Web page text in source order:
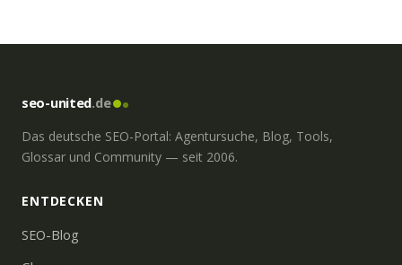
seo-united.de
Das deutsche SEO-Portal: Agentursuche, Blog, Tools,
Glossar und Community — seit 2006.
ENTDECKEN
SEO-Blog